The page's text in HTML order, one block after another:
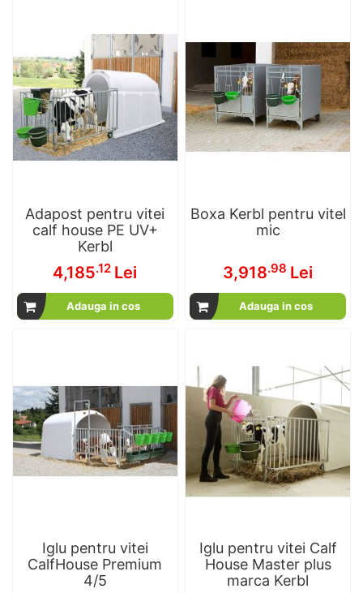
Adapost pentru vitei
calf house PE UV+
Kerbl
4,185.12 Lei
Adauga in cos
Boxa Kerbl pentru vitel
mic
3,918.98 Lei
Adauga in cos
Iglu pentru vitei
CalfHouse Premium
4/5
Iglu pentru vitei Calf
House Master plus
marca Kerbl